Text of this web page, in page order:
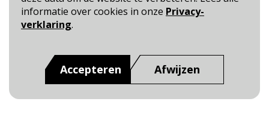
informatie over cookies in onze Privacy-
verklaring.
Accepteren Afwijzen
Toegankelijkheid